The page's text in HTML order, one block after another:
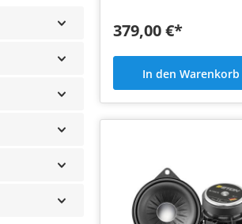
379,00 €*
In den Warenkorb